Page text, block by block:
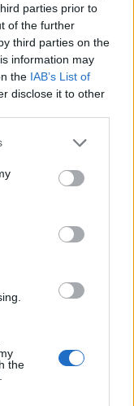
parties prior to
of the further
third parties on the
information may
the IAB’s List of
disclose it to other
or more Google
You may click to
party tags to
in below Google
the
éghajlat- és
szükséges
támogatja az
amelyek
elérje a nettó zéró
amelyek
tartozik az
napenergia és
és egyéb
energia,
a kis